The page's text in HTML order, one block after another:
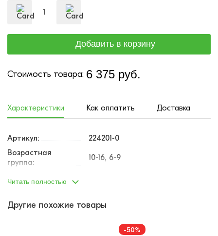
Стоимость товара: 6 375 руб.
Характеристики Как оплатить Доставка
Артикул:
224201-0
Возрастная
группа:
10-16, 6-9
Возраст от:
8
Читать полностью
Другие похожие товары
-50%